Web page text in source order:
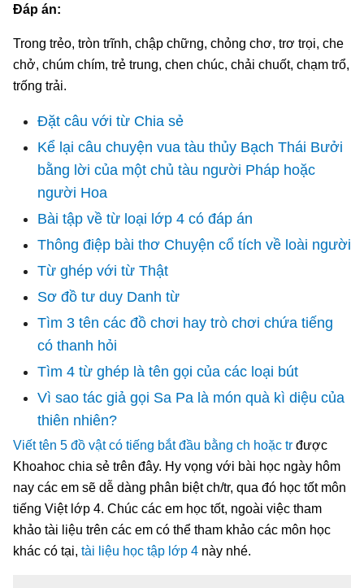
Đáp án:
Trong trẻo, tròn trĩnh, chập chững, chỏng chơ, trơ trọi, che
chở, chúm chím, trẻ trung, chen chúc, chải chuốt, chạm trổ,
trống trải.
Đặt câu với từ Chia sẻ
Kể lại câu chuyện vua tàu thủy Bạch Thái Bưởi
bằng lời của một chủ tàu người Pháp hoặc
người Hoa
Bài tập về từ loại lớp 4 có đáp án
Thông điệp bài thơ Chuyện cổ tích về loài người
Từ ghép với từ Thật
Sơ đồ tư duy Danh từ
Tìm 3 tên các đồ chơi hay trò chơi chứa tiếng
có thanh hỏi
Tìm 4 từ ghép là tên gọi của các loại bút
Vì sao tác giả gọi Sa Pa là món quà kì diệu của
thiên nhiên?
Viết tên 5 đồ vật có tiếng bắt đầu bằng ch hoặc tr được
Khoahoc chia sẻ trên đây. Hy vọng với bài học ngày hôm
nay các em sẽ dễ dàng phân biệt ch/tr, qua đó học tốt môn
tiếng Việt lớp 4. Chúc các em học tốt, ngoài việc tham
khảo tài liệu trên các em có thể tham khảo các môn học
khác có tại, tài liệu học tập lớp 4 này nhé.